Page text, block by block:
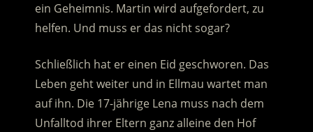
ein Geheimnis. Martin wird aufgefordert, zu
helfen. Und muss er das nicht sogar?
Schließlich hat er einen Eid geschworen. Das
Leben geht weiter und in Ellmau wartet man
auf ihn. Die 17-jährige Lena muss nach dem
Unfalltod ihrer Eltern ganz alleine den Hof